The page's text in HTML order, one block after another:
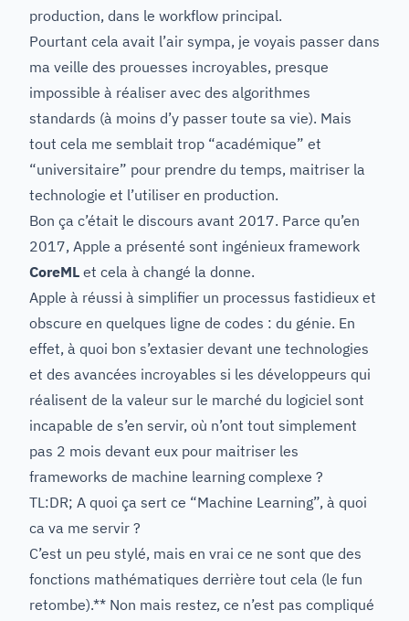
production, dans le workflow principal.
Pourtant cela avait l’air sympa, je voyais passer dans
ma veille des prouesses incroyables, presque
impossible à réaliser avec des algorithmes
standards (à moins d’y passer toute sa vie). Mais
tout cela me semblait trop “académique” et
“universitaire” pour prendre du temps, maitriser la
technologie et l’utiliser en production.
Bon ça c’était le discours avant 2017. Parce qu’en
2017, Apple a présenté sont ingénieux framework
CoreML et cela à changé la donne.
Apple à réussi à simplifier un processus fastidieux et
obscure en quelques ligne de codes : du génie. En
effet, à quoi bon s’extasier devant une technologies
et des avancées incroyables si les développeurs qui
réalisent de la valeur sur le marché du logiciel sont
incapable de s’en servir, où n’ont tout simplement
pas 2 mois devant eux pour maitriser les
frameworks de machine learning complexe ?
TL:DR; A quoi ça sert ce “Machine Learning”, à quoi
ca va me servir ?
C’est un peu stylé, mais en vrai ce ne sont que des
fonctions mathématiques derrière tout cela (le fun
retombe).** Non mais restez, ce n’est pas compliqué